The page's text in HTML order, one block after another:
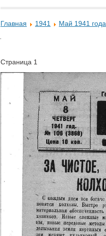
Главная 1941 Май 1941 года
Страница 1